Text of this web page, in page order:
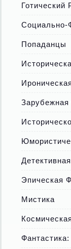
Готический
Социально-
Попаданцы
Зарубежная
Эпическая
Мистика